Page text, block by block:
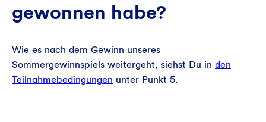
gewonnen habe?
Wie es nach dem Gewinn unseres
Sommergewinnspiels weitergeht, siehst Du in den
Teilnahmebedingungen unter Punkt 5.